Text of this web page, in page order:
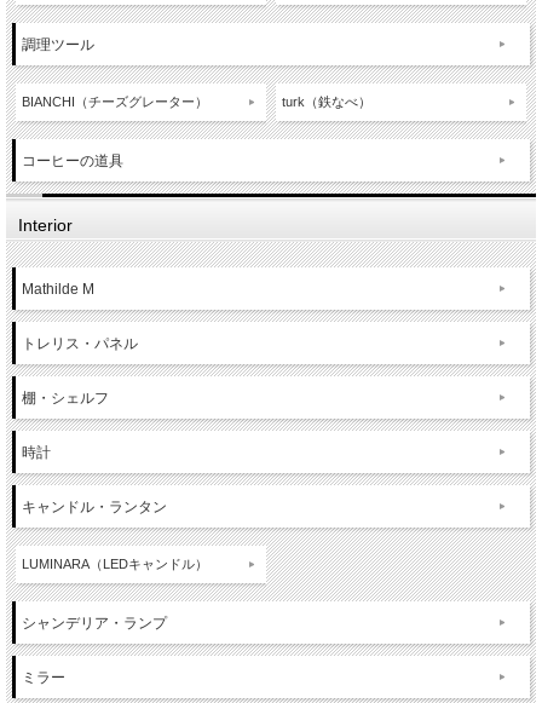
調理ツール
BIANCHI（チーズグレーター） turk（鉄なべ）
コーヒーの道具
Interior
Mathilde M
トレリス・パネル
棚・シェルフ
時計
キャンドル・ランタン
LUMINARA（LEDキャンドル）
シャンデリア・ランプ
ミラー